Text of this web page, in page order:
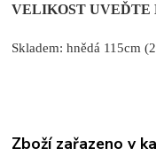
VELIKOST UVEĎTE
Skladem: hnědá 115cm
Zboží zařazeno v